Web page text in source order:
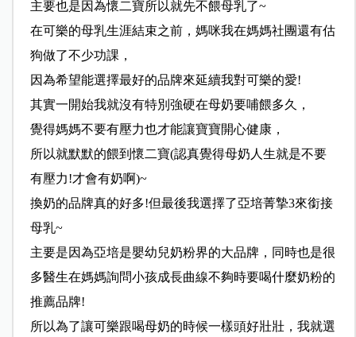
主要也是因為懷二寶所以就先不餵母乳了~
在可樂的母乳生涯結束之前，媽咪我在媽媽社團還有估
狗做了不少功課，
因為希望能選擇最好的品牌來延續我對可樂的愛!
其實一開始我就沒有特別強硬在母奶要哺餵多久，
覺得媽媽不要有壓力也才能讓寶寶開心健康，
所以就默默的餵到懷二寶(認真覺得母奶人生就是不要
有壓力!才會有奶啊)~
換奶的品牌真的好多!但最後我選擇了亞培菁摯3來銜接
母乳~
主要是因為亞培是嬰幼兒奶粉界的大品牌，同時也是很
多醫生在媽媽詢問小孩成長曲線不夠時要喝什麼奶粉的
推薦品牌!
所以為了讓可樂跟喝母奶的時候一樣頭好壯壯，我就選